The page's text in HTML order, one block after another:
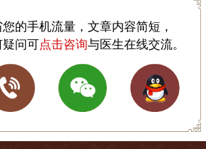
的手机流量，文章内容简短，
问可点击咨询与医生在线交流。